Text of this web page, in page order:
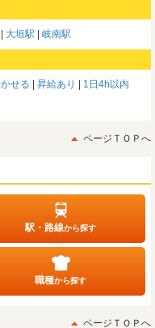
大垣駅 岐南駅
せる 昇給あり
1日4h以内
ページＴＯＰへ
駅・路線から探す
職種から探す
ページＴＯＰへ